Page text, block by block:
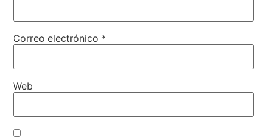
Correo electrónico *
Web